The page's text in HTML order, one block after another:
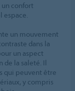
confort
espace.
un mouvement
dans la
un aspect
de la saleté. Il
qui peuvent être
y compris